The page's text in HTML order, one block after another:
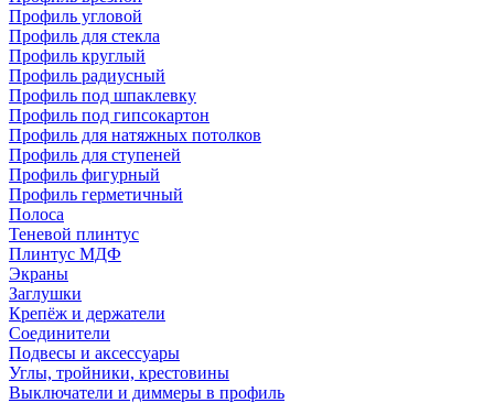
Профиль угловой
Профиль для стекла
Профиль круглый
Профиль радиусный
Профиль под шпаклевку
Профиль под гипсокартон
Профиль для натяжных потолков
Профиль для ступеней
Профиль фигурный
Профиль герметичный
Полоса
Теневой плинтус
Плинтус МДФ
Экраны
Заглушки
Крепёж и держатели
Соединители
Подвесы и аксессуары
Углы, тройники, крестовины
Выключатели и диммеры в профиль